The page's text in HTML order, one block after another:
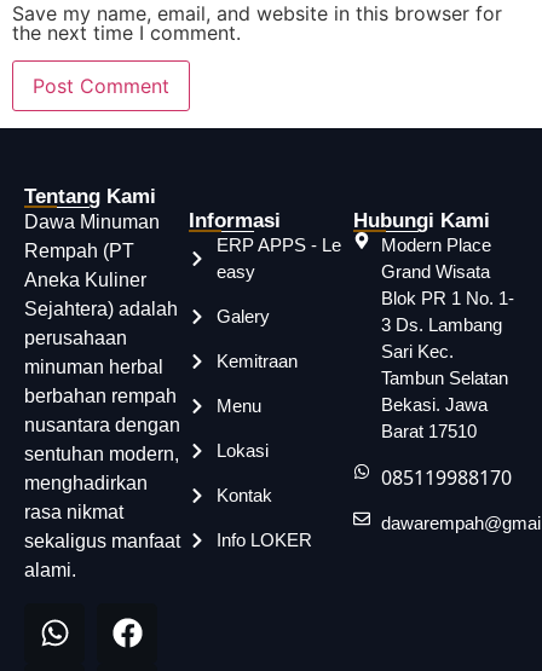
Save my name, email, and website in this browser for
the next time I comment.
Tentang Kami
Dawa Minuman
Rempah (PT
Aneka Kuliner
Sejahtera) adalah
perusahaan
minuman herbal
berbahan rempah
nusantara dengan
sentuhan modern,
menghadirkan
rasa nikmat
sekaligus manfaat
alami.
Informasi
ERP APPS - Le
easy
Galery
Kemitraan
Menu
Lokasi
Kontak
Info LOKER
Hubungi Kami
Modern Place
Grand Wisata
Blok PR 1 No. 1-
3 Ds. Lambang
Sari Kec.
Tambun Selatan
Bekasi. Jawa
Barat 17510
085119988170